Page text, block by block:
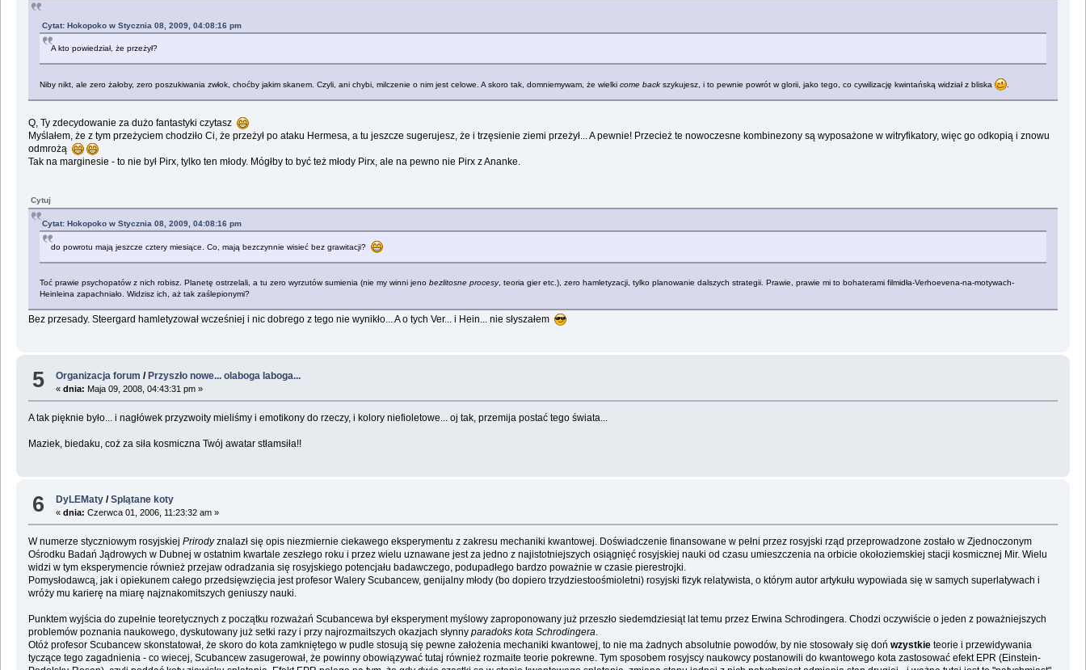
Cytat: Hokopoko w Stycznia 08, 2009, 04:08:16 pm
A kto powiedział, że przeżył?
Niby nikt, ale zero żałoby, zero poszukiwania zwłok, choćby jakim skanem. Czyli, ani chybi, milczenie o nim jest celowe. A skoro tak, domniemywam, że wielki come backszykujesz, i to pewnie powrót w glorii, jako tego, co cywilizację kwintańską widział z bliska .
Q, Ty zdecydowanie za dużo fantastyki czytasz
Myślałem, że z tym przeżyciem chodziło Ci, że przeżył po ataku Hermesa, a tu jeszcze sugerujesz, że i trzęsienie ziemi przeżył... A pewnie! Przecież te nowoczesne kombinezony są wyposażone w witryfikatory, więc go odkopią i znowu
odmrożą
Tak na marginesie - to nie był Pirx, tylko ten młody. Mógłby to być też młody Pirx, ale na pewno nie Pirx z Ananke.
Cytuj
Cytat: Hokopoko w Stycznia 08, 2009, 04:08:16 pm
do powrotu mają jeszcze cztery miesiące. Co, mają bezczynnie wisieć bez grawitacji?
Toć prawie psychopatów z nich robisz. Planetę ostrzelali, a tu zero wyrzutów sumienia (nie my winni jeno bezlitosne procesy, teoria gier etc.), zero hamletyzacji, tylko planowanie dalszych strategii. Prawie, prawie mi to bohaterami filmidła-Verhoevena-na-motywach-
Heinleina zapachniało. Widzisz ich, aż tak zaślepionymi?
Bez przesady. Steergard hamletyzował wcześniej i nic dobrego z tego nie wynikło... A o tych Ver... i Hein... nie słyszałem
5 Organizacja forum /Przyszło nowe... olaboga laboga...
«dnia: Maja 09, 2008, 04:43:31 pm »
A tak pięknie było... i nagłówek przyzwoity mieliśmy i emotikony do rzeczy, i kolory niefioletowe... oj tak, przemija postać tego świata...
Maziek, biedaku, coż za siła kosmiczna Twój awatar stłamsiła!!
6 DyLEMaty /Splątane koty
«dnia: Czerwca 01, 2006, 11:23:32 am »
W numerze styczniowym rosyjskiej Prirodyznalazł się opis niezmiernie ciekawego eksperymentu z zakresu mechaniki kwantowej. Doświadczenie finansowane w pełni przez rosyjski rząd przeprowadzone zostało w Zjednoczonym
Ośrodku Badań Jądrowych w Dubnej w ostatnim kwartale zeszłego roku i przez wielu uznawane jest za jedno z najistotniejszych osiągnięć rosyjskiej nauki od czasu umieszczenia na orbicie okołoziemskiej stacji kosmicznej Mir. Wielu
widzi w tym eksperymencie również przejaw odradzania się rosyjskiego potencjału badawczego, podupadłego bardzo poważnie w czasie pierestrojki.
Pomysłodawcą, jak i opiekunem całego przedsięwzięcia jest profesor Walery Scubancew, genijalny młody (bo dopiero trzydziestoośmioletni) rosyjski fizyk relatywista, o którym autor artykułu wypowiada się w samych superlatywach i
wróży mu karierę na miarę najznakomitszych geniuszy nauki.
Punktem wyjścia do zupełnie teoretycznych z początku rozważań Scubancewa był eksperyment myślowy zaproponowany już przeszło siedemdziesiąt lat temu przez Erwina Schrodingera. Chodzi oczywiście o jeden z poważniejszych
problemów poznania naukowego, dyskutowany już setki razy i przy najrozmaitszych okazjach słynny paradoks kota Schrodingera.
Otóż profesor Scubancew skonstatował, że skoro do kota zamkniętego w pudle stosują się pewne założenia mechaniki kwantowej, to nie ma żadnych absolutnie powodów, by nie stosowały się doń wzystkieteorie i przewidywania
tyczące tego zagadnienia - co wiecej, Scubancew zasugerował, że powinny obowiązywać tutaj również rozmaite teorie pokrewne. Tym sposobem rosyjscy naukowcy postanowili do kwantowego kota zastosować efekt EPR (Einstein-